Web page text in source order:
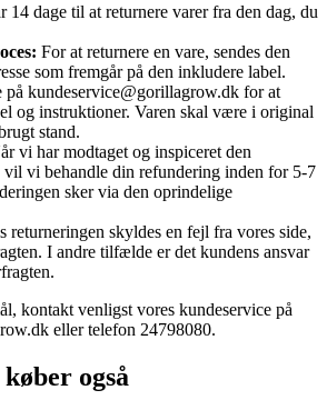
14 dage til at returnere varer fra den dag, du
For at returnere en vare, sendes den
som fremgår på den inkludere label.
på kundeservice@gorillagrow.dk for at
og instruktioner. Varen skal være i original
stand.
vi har modtaget og inspiceret den
vil vi behandle din refundering inden for 5-7
sker via den oprindelige
returneringen skyldes en fejl fra vores side,
I andre tilfælde er det kundens ansvar
kontakt venligst vores kundeservice på
eller telefon 24798080.
også